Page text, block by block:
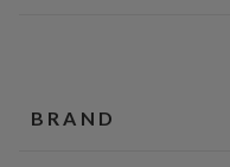
BRAND